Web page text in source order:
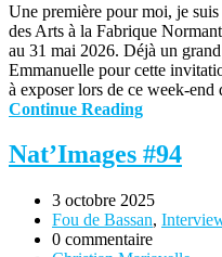
Une première pour moi, je
des Arts à la Fabrique
au 31 mai 2026. Déjà un
Emmanuelle pour cette
à exposer lors de ce week-
Continue Reading
Nat’Images #94
3 octobre 2025
Fou de Bassan,
0 commentaire